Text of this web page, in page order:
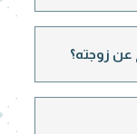
زوجته؟